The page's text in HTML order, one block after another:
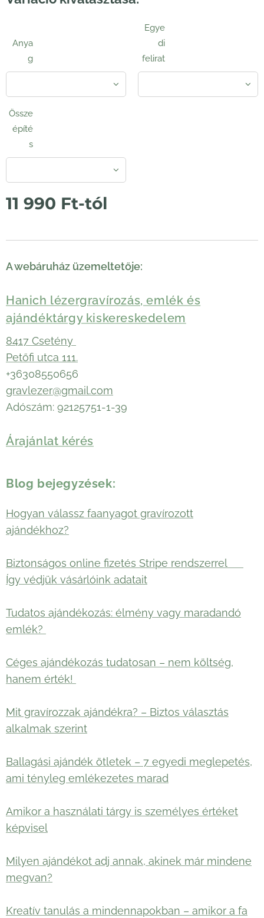
Anya
g
Egye
di
felirat
Össze
építé
s
11 990 Ft-tól
A webáruház üzemeltetője:
Hanich lézergravírozás, emlék és
ajándéktárgy kiskereskedelem
8417 Csetény
Petőfi utca 111.
+36308550656
gravlezer@gmail.com
Adószám: 92125751-1-39
Árajánlat kérés
Blog bejegyzések:
Hogyan válassz faanyagot gravírozott
ajándékhoz?
Biztonságos online fizetés Stripe rendszerrel 🛡️
Így védjük vásárlóink adatait
Tudatos ajándékozás: élmény vagy maradandó
emlék?
Céges ajándékozás tudatosan – nem költség,
hanem érték!
Mit gravírozzak ajándékra? – Biztos választás
alkalmak szerint
Ballagási ajándék ötletek – 7 egyedi meglepetés,
ami tényleg emlékezetes marad
Amikor a használati tárgy is személyes értéket
képvisel
Milyen ajándékot adj annak, akinek már mindene
megvan?
Kreatív tanulás a mindennapokban – amikor a fa